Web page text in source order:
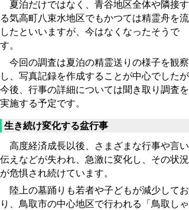
夏泊だけではなく、青谷地区全体や隣接す
る気高町八束水地区でもかつては精霊舟を流
したといいますが、今はなくなったそうで
す。
今回の調査は夏泊の精霊送りの様子を観察
し、写真記録を作成することが中心でしたが
今後、行事の詳細については聞き取り調査を
実施する予定です。
生き続け変化する盆行事
高度経済成長以後、さまざまな行事や言い
伝えなどが失われ、急激に変化し、その状況
が危惧され続けています。
陸上の墓踊りも若者や子どもが減少してお
り、鳥取市の中心地区で行われる「鳥取しゃ